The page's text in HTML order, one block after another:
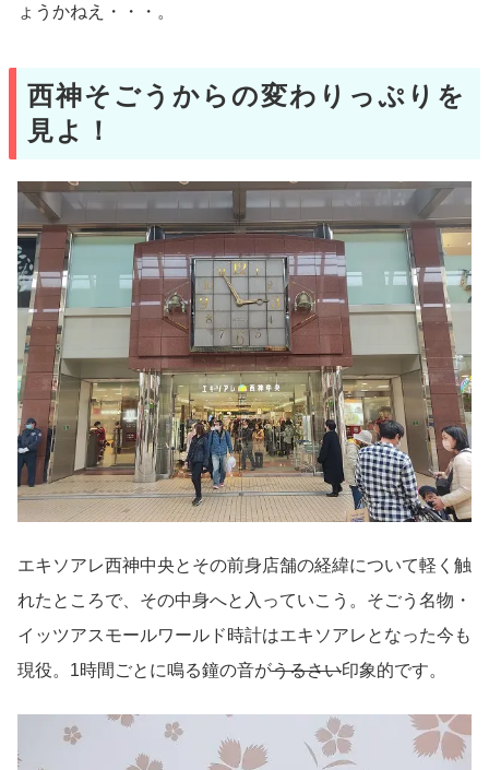
ょうかねえ・・・。
西神そごうからの変わりっぷりを
見よ！
エキソアレ西神中央とその前身店舗の経緯について軽く触
れたところで、その中身へと入っていこう。そごう名物・
イッツアスモールワールド時計はエキソアレとなった今も
現役。1時間ごとに鳴る鐘の音がうるさい印象的です。